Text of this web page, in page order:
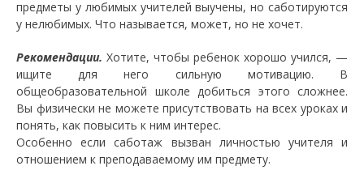
предметы у любимых учителей выучены, но саботируются
у нелюбимых. Что называется, может, но не хочет.
Рекомендации. Хотите, чтобы ребенок хорошо учился, —
ищите для него сильную мотивацию. В
общеобразовательной школе добиться этого сложнее.
Вы физически не можете присутствовать на всех уроках и
понять, как повысить к ним интерес.
Особенно если саботаж вызван личностью учителя и
отношением к преподаваемому им предмету.